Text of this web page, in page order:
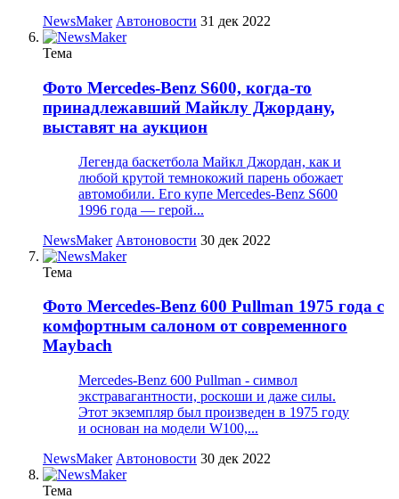
NewsMaker Автоновости 31 дек 2022
Тема
Фото Mercedes-Benz S600, когда-то
принадлежавший Майклу Джордану,
выставят на аукцион
Легенда баскетбола Майкл Джордан, как и
любой крутой темнокожий парень обожает
автомобили. Его купе Mercedes-Benz S600
1996 года — герой...
NewsMaker Автоновости 30 дек 2022
Тема
Фото Mercedes-Benz 600 Pullman 1975 года с
комфортным салоном от современного
Maybach
Mercedes-Benz 600 Pullman - символ
экстравагантности, роскоши и даже силы.
Этот экземпляр был произведен в 1975 году
и основан на модели W100,...
NewsMaker Автоновости 30 дек 2022
Тема